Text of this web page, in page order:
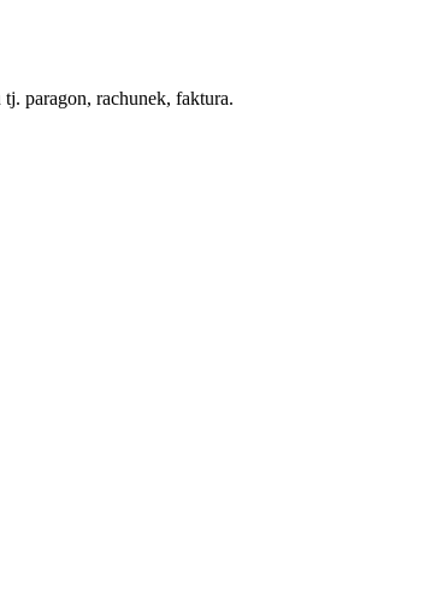
paragon, rachunek, faktura.